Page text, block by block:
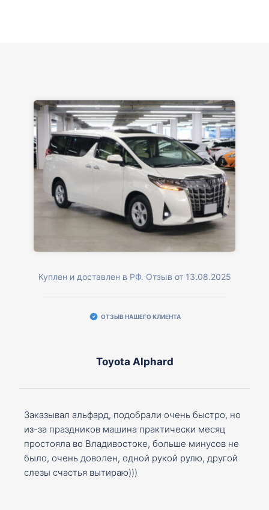
Куплен и доставлен в РФ. Отзыв от 13.08.2025
ОТЗЫВ НАШЕГО КЛИЕНТА
Toyota Alphard
Заказывал альфард, подобрали очень быстро, но
из-за праздников машина практически месяц
простояла во Владивостоке, больше минусов не
было, очень доволен, одной рукой рулю, другой
слезы счастья вытираю)))